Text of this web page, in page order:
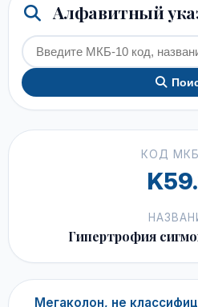
Алфавитный
КОД
Гипертрофия
Мегаколон, не